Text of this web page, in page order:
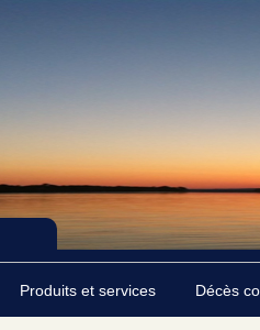
Produits et services Décès